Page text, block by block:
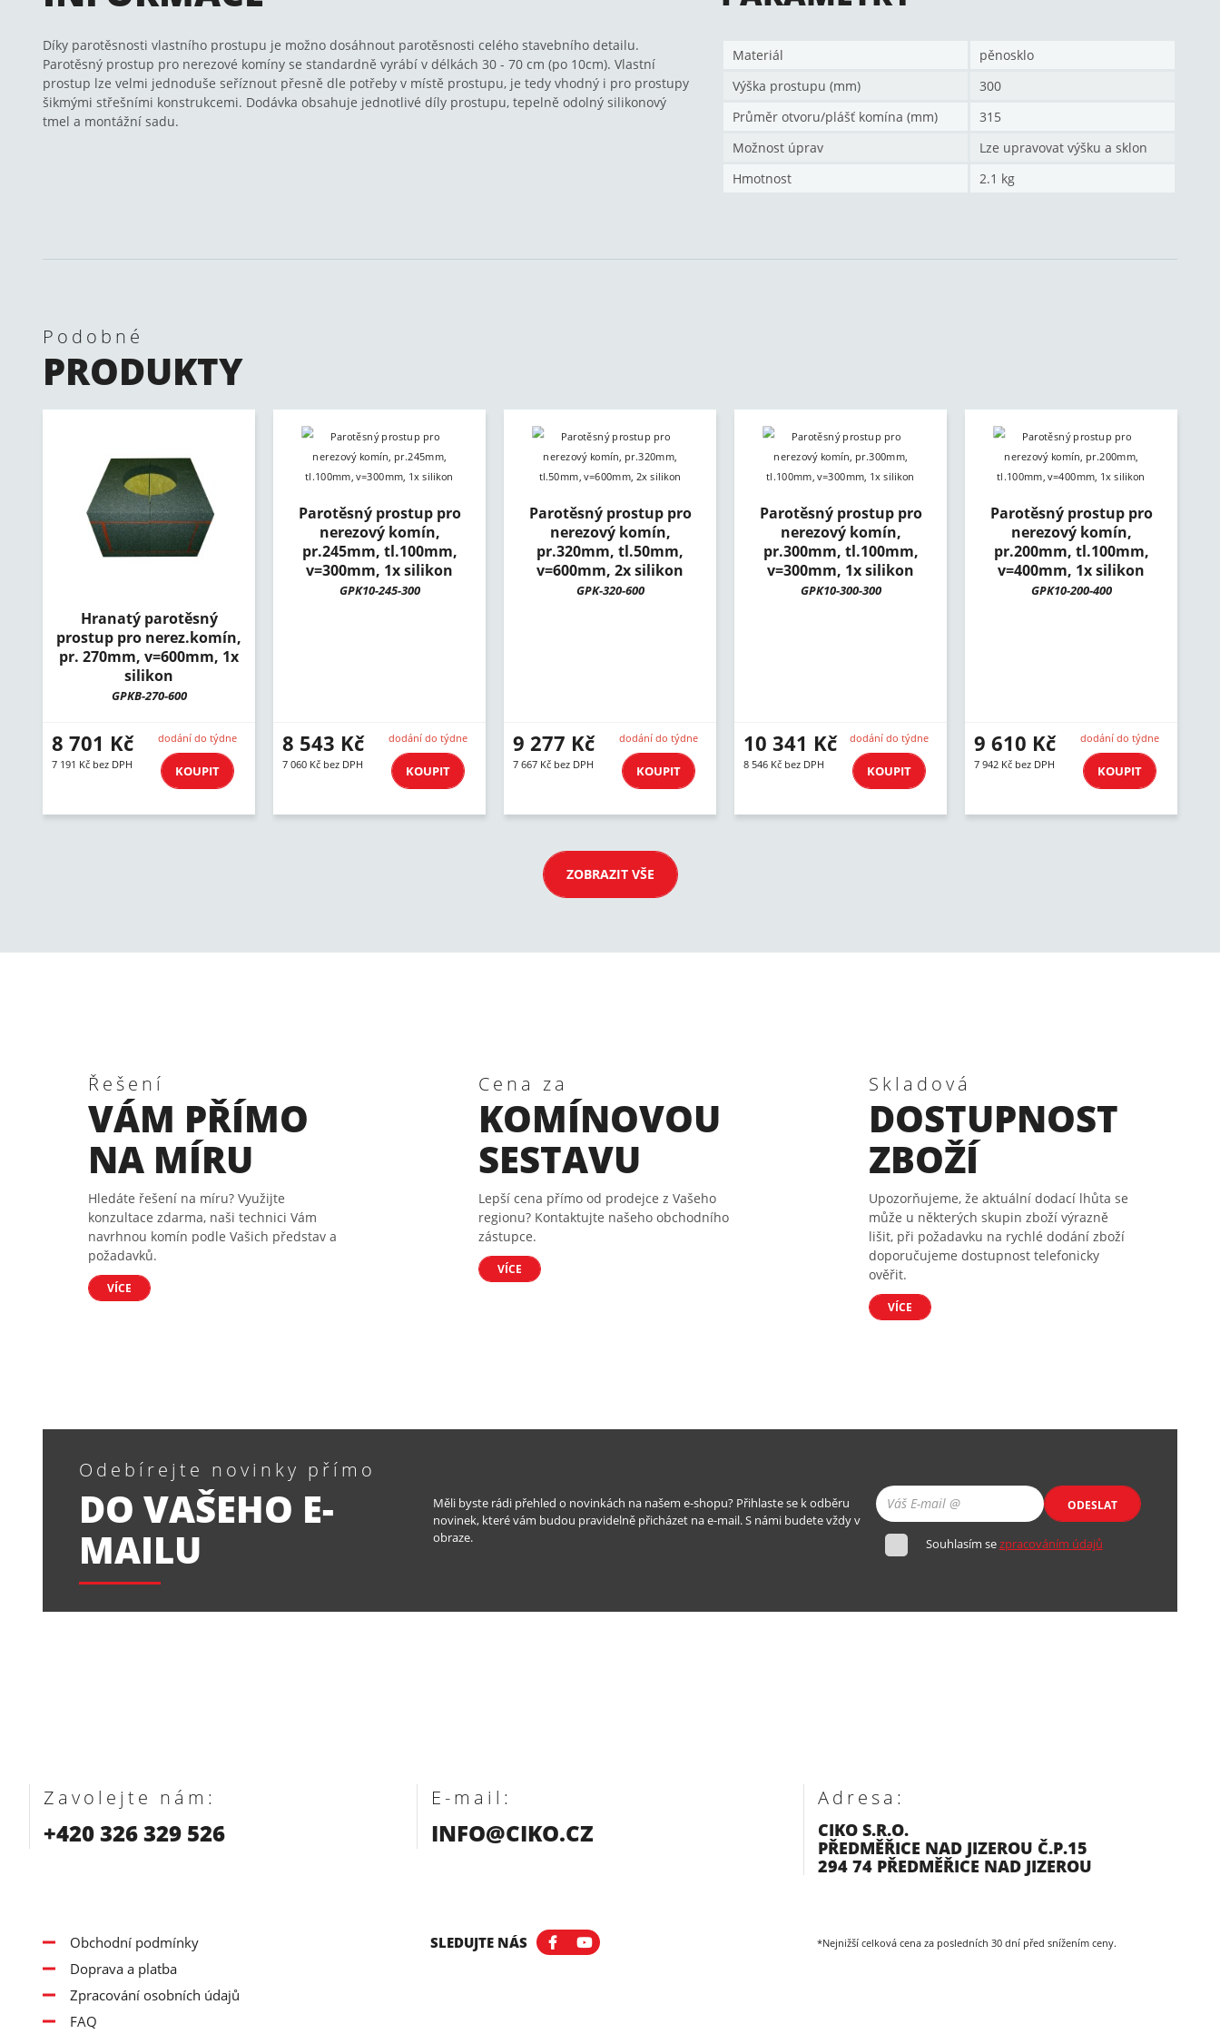
Díky parotěsnosti vlastního prostupu je možno dosáhnout parotěsnosti celého stavebního detailu.
Parotěsný prostup pro nerezové komíny se standardně vyrábí v délkách 30 - 70 cm (po 10cm). Vlastní
prostup lze velmi jednoduše seříznout přesně dle potřeby v místě prostupu, je tedy vhodný i pro prostupy
šikmými střešními konstrukcemi. Dodávka obsahuje jednotlivé díly prostupu, tepelně odolný silikonový
tmel a montážní sadu.
Materiál
pěnosklo
Výška prostupu (mm)
300
Průměr otvoru/plášť komína (mm)
315
Možnost úprav
Lze upravovat výšku a sklon
Hmotnost
2.1 kg
Podobné
PRODUKTY
Hranatý parotěsný
prostup pro nerez.komín,
pr. 270mm, v=600mm, 1x
silikon
GPKB-270-600
8 701 Kč
7 191 Kč bez DPH
dodání do týdne
KOUPIT
Parotěsný prostup pro
nerezový komín,
pr.245mm, tl.100mm,
v=300mm, 1x silikon
GPK10-245-300
8 543 Kč
7 060 Kč bez DPH
dodání do týdne
KOUPIT
Parotěsný prostup pro
nerezový komín,
pr.320mm, tl.50mm,
v=600mm, 2x silikon
GPK-320-600
9 277 Kč
7 667 Kč bez DPH
dodání do týdne
KOUPIT
Parotěsný prostup pro
nerezový komín,
pr.300mm, tl.100mm,
v=300mm, 1x silikon
GPK10-300-300
10 341 Kč
8 546 Kč bez DPH
dodání do týdne
KOUPIT
Parotěsný prostup pro
nerezový komín,
pr.200mm, tl.100mm,
v=400mm, 1x silikon
GPK10-200-400
9 610 Kč
7 942 Kč bez DPH
dodání do týdne
KOUPIT
ZOBRAZIT VŠE
Řešení
VÁM PŘÍMO
NA MÍRU
Hledáte řešení na míru? Využijte
konzultace zdarma, naši technici Vám
navrhnou komín podle Vašich představ a
požadavků.
VÍCE
Cena za
KOMÍNOVOU
SESTAVU
Lepší cena přímo od prodejce z Vašeho
regionu? Kontaktujte našeho obchodního
zástupce.
VÍCE
Skladová
DOSTUPNOST
ZBOŽÍ
Upozorňujeme, že aktuální dodací lhůta se
může u některých skupin zboží výrazně
lišit, při požadavku na rychlé dodání zboží
doporučujeme dostupnost telefonicky
ověřit.
VÍCE
Odebírejte novinky přímo
DO VAŠEHO E-
MAILU
Měli byste rádi přehled o novinkách na našem e-shopu? Přihlaste se k odběru
novinek, které vám budou pravidelně přicházet na e-mail. S námi budete vždy v
obraze.
ODESLAT
Souhlasím sezpracováním údajů
Zavolejte nám:
+420 326 329 526
E-mail:
INFO@CIKO.CZ
Adresa:
CIKO S.R.O.
PŘEDMĚŘICE NAD JIZEROU Č.P.15
294 74 PŘEDMĚŘICE NAD JIZEROU
Obchodní podmínky
Doprava a platba
Zpracování osobních údajů
FAQ
SLEDUJTE NÁS *Nejnižší celková cena za posledních 30 dní před snížením ceny.